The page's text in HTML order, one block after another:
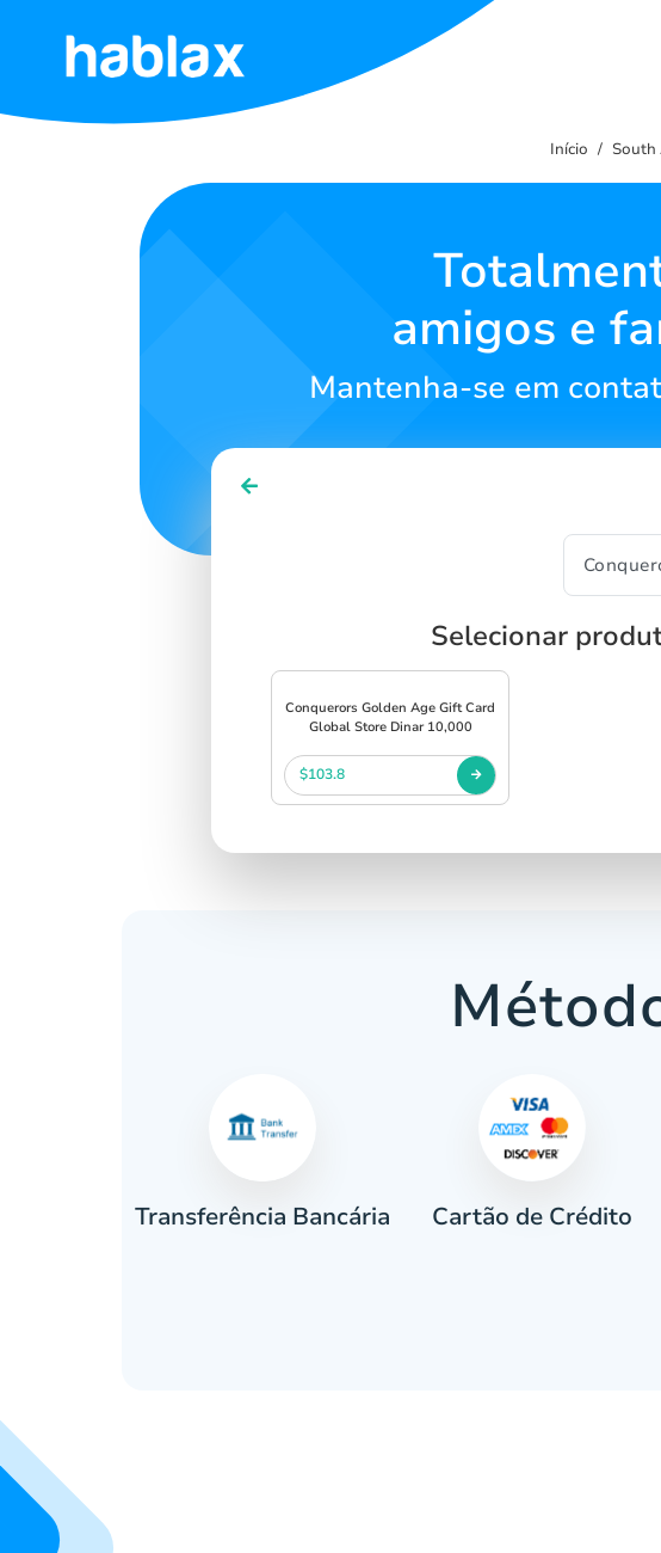
Início
Início South
amigos e
Mantenha-se em
Selecionar
Conquerors Golden Age Gift Card
Global Store Dinar 10,000
$103.8
Transferência Bancária Cartão de Crédito